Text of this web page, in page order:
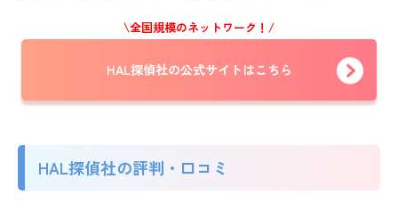
\全国規模のネットワーク！/
HAL探偵社の公式サイトはこちら
HAL探偵社の評判・口コミ